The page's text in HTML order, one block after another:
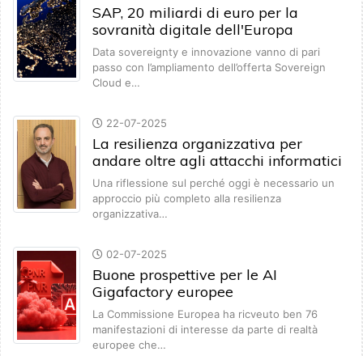
SAP, 20 miliardi di euro per la
sovranità digitale dell'Europa
Data sovereignty e innovazione vanno di pari
passo con l’ampliamento dell’offerta Sovereign
Cloud e…
22-07-2025
La resilienza organizzativa per
andare oltre agli attacchi informatici
Una riflessione sul perché oggi è necessario un
approccio più completo alla resilienza
organizzativa…
02-07-2025
Buone prospettive per le AI
Gigafactory europee
La Commissione Europea ha ricveuto ben 76
manifestazioni di interesse da parte di realtà
europee che…